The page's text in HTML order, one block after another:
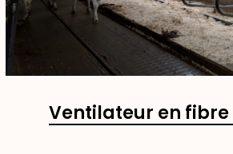
Ventilateur en fibre